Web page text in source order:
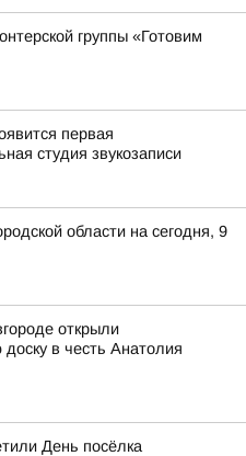
группы «Готовим
первая
студия звукозаписи
области на сегодня, 9
открыли
в честь Анатолия
День посёлка